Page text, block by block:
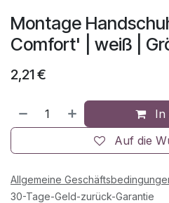
Montage
Comfort' | weiß |
2,21€
In
Auf die
Allgemeine
30-Tage-Geld-zurück-Garantie